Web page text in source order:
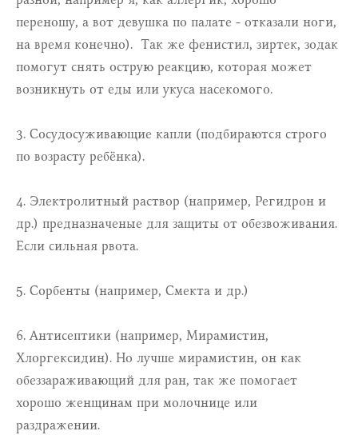
переношу, а вот девушка по палате - отказали ноги,
на время конечно). Так же фенистил, зиртек, зодак
помогут снять острую реакцию, которая может
возникнуть от еды или укуса насекомого.
3. Сосудосуживающие капли (подбираются строго
по возрасту ребёнка).
4. Электролитный раствор (например, Регидрон и
др.) предназначеные для защиты от обезвоживания.
Если сильная рвота.
5. Сорбенты (например, Смекта и др.)
6. Антисептики (например, Мирамистин,
Хлоргексидин). Но лучше мирамистин, он как
обеззараживающий для ран, так же помогает
хорошо женщинам при молочнице или
раздражении.